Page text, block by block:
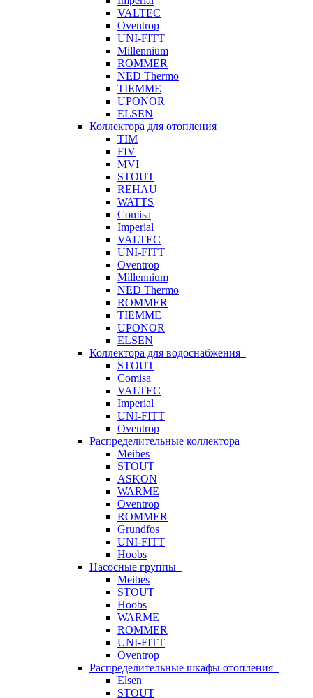
VALTEC
Oventrop
UNI-FITT
Millennium
ROMMER
NED Thermo
TIEMME
UPONOR
ELSEN
Коллектора для отопления
TIM
FIV
MVI
STOUT
REHAU
WATTS
Comisa
Imperial
VALTEC
UNI-FITT
Oventrop
Millennium
NED Thermo
ROMMER
TIEMME
UPONOR
ELSEN
Коллектора для водоснабжения
STOUT
Comisa
VALTEC
Imperial
UNI-FITT
Oventrop
Распределительные коллектора
Meibes
STOUT
ASKON
WARME
Oventrop
ROMMER
Grundfos
UNI-FITT
Hoobs
Насосные группы
Meibes
STOUT
Hoobs
WARME
ROMMER
UNI-FITT
Oventrop
Распределительные шкафы отопления
Elsen
STOUT